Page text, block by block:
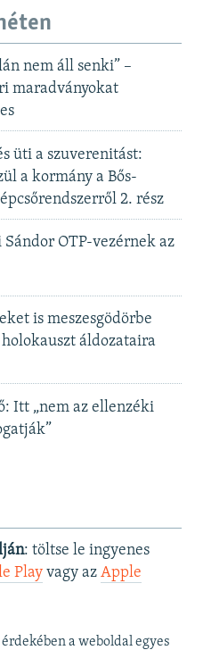
nem áll senki” –
maradványokat
üti a szuverenitást:
a kormány a Bős-
2. rész
Sándor OTP-vezérnek az
is meszesgödörbe
áldozataira
Itt „nem az ellenzéki
: töltse le ingyenes
Playvagy az Apple
a weboldal egyes